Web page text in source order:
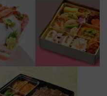
歩1キロ超え！ 知っておきたい
変更点まとめ